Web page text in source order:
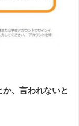
、言われないと